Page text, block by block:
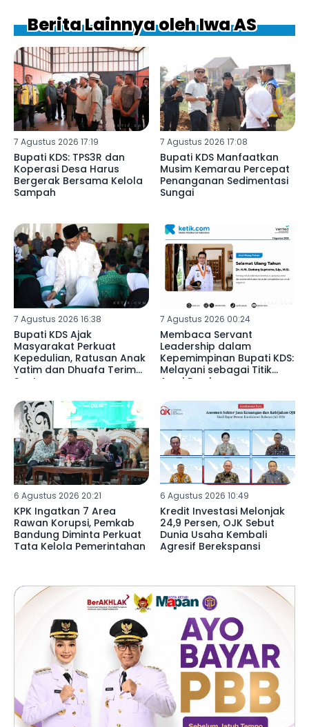
Berita Lainnya oleh Iwa AS
7 Agustus 2026 17:19
Bupati KDS: TPS3R dan
Koperasi Desa Harus
Bergerak Bersama Kelola
Sampah
7 Agustus 2026 17:08
Bupati KDS Manfaatkan
Musim Kemarau Percepat
Penanganan Sedimentasi
Sungai
7 Agustus 2026 16:38
Bupati KDS Ajak
Masyarakat Perkuat
Kepedulian, Ratusan Anak
Yatim dan Dhuafa Terima
Santunan
7 Agustus 2026 00:24
Membaca Servant
Leadership dalam
Kepemimpinan Bupati KDS:
Melayani sebagai Titik
Awal Pembangunan
6 Agustus 2026 20:21
KPK Ingatkan 7 Area
Rawan Korupsi, Pemkab
Bandung Diminta Perkuat
Tata Kelola Pemerintahan
6 Agustus 2026 10:49
Kredit Investasi Melonjak
24,9 Persen, OJK Sebut
Dunia Usaha Kembali
Agresif Berekspansi